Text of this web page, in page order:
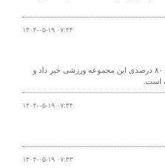
۱۴۰۴-۰۵-۱۹ ۰۷:۴۴
مدیرکل راه و شهرسازی جنوب کرمان در بازدید از پروژه استخر شنای منوجان از پیشرفت ۸۰ درصدی این مجموعه ورزشی خبر داد و
۱۴۰۴-۰۵-۱۹ ۰۷:۴۴
۱۴۰۴-۰۵-۱۹ ۰۷:۴۳